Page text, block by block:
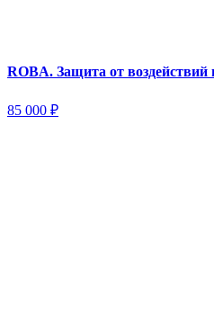
ROBA. Защита от воздействий
85 000 ₽